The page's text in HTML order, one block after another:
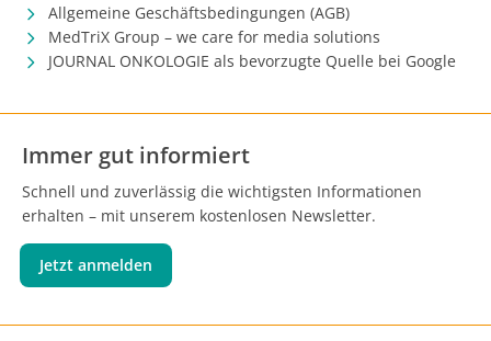
Allgemeine Geschäftsbedingungen (AGB)
MedTriX Group – we care for media solutions
JOURNAL ONKOLOGIE als bevorzugte Quelle bei Google
Immer gut informiert
Schnell und zuverlässig die wichtigsten Informationen
erhalten – mit unserem kostenlosen Newsletter.
Jetzt anmelden